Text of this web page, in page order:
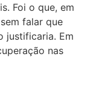
Foi o que, em
falar que
justificaria. Em
nas